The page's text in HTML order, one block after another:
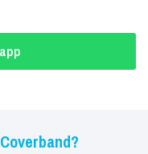
bij de bandleden
anders maakt!